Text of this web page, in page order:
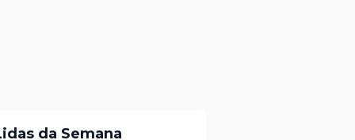
da Semana